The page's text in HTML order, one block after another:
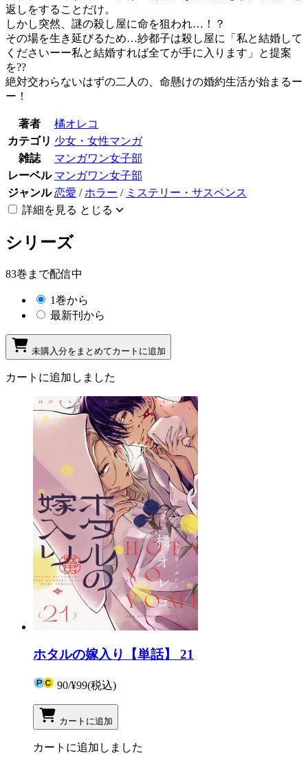
返しをすることだけ。
しかし突然、謎の殺し屋に命を狙われ…！？
その場を生き延びるため…紗都子は殺し屋に「私と結婚して
くださいーー私と結婚すれば全てが手に入ります」と提案
を??
絶対交わらないはずの二人の、命懸けの婚約生活が始まるー
ー！
著者
橘オレコ
カテゴリ 少女・女性マンガ
雑誌
マンガワン女子部
レーベル マンガワン女子部
ジャンル 恋愛 / ホラー / ミステリー・サスペンス
詳細を見る とじる
シリーズ
83巻まで配信中
1巻から
最新刊から
未購入分をまとめてカートに追加
カートに追加しました
ホタルの嫁入り【単話】 21
90/¥99(税込)
カートに追加
カートに追加しました